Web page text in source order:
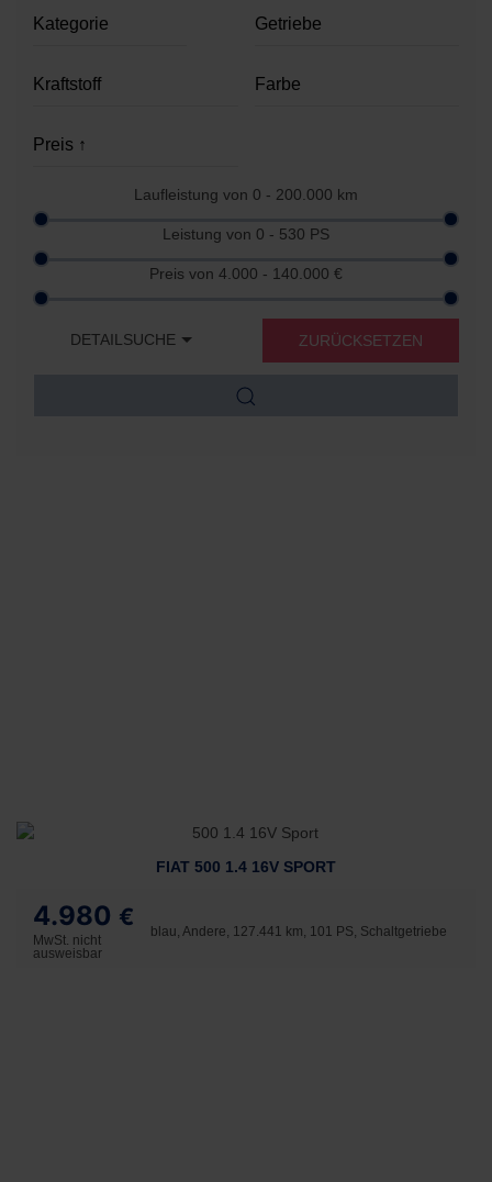
Laufleistung von 0 - 200.000 km
Leistung von 0 - 530 PS
Preis von 4.000 - 140.000 €
DETAILSUCHE ZURÜCKSETZEN
FIAT 500 1.4 16V SPORT
4.980 €
MwSt. nicht
ausweisbar
blau, Andere, 127.441 km, 101 PS, Schaltgetriebe